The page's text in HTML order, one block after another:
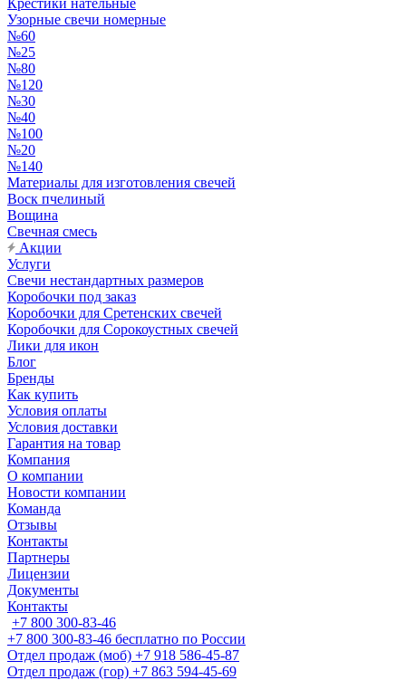
Крестики нательные
Узорные свечи номерные
№60
№25
№80
№120
№30
№40
№100
№20
№140
Материалы для изготовления свечей
Воск пчелиный
Вощина
Свечная смесь
Акции
Услуги
Свечи нестандартных размеров
Коробочки под заказ
Коробочки для Сретенских свечей
Коробочки для Сорокоустных свечей
Лики для икон
Блог
Бренды
Как купить
Условия оплаты
Условия доставки
Гарантия на товар
Компания
О компании
Новости компании
Команда
Отзывы
Контакты
Партнеры
Лицензии
Документы
Контакты
+7 800 300-83-46
+7 800 300-83-46 бесплатно по России
Отдел продаж (моб) +7 918 586-45-87
Отдел продаж (гор) +7 863 594-45-69